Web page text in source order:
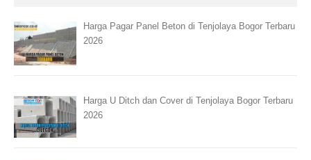
Harga Pagar Panel Beton di Tenjolaya Bogor Terbaru
2026
Harga U Ditch dan Cover di Tenjolaya Bogor Terbaru
2026